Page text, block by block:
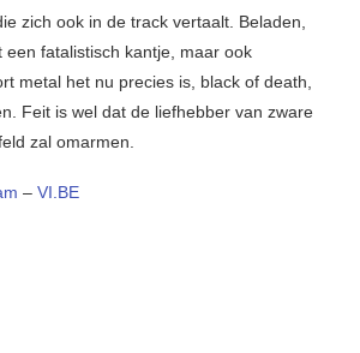
zich ook in de track vertaalt. Beladen,
een fatalistisch kantje, maar ook
metal het nu precies is, black of death,
Feit is wel dat de liefhebber van zware
zal omarmen.
– VI.BE